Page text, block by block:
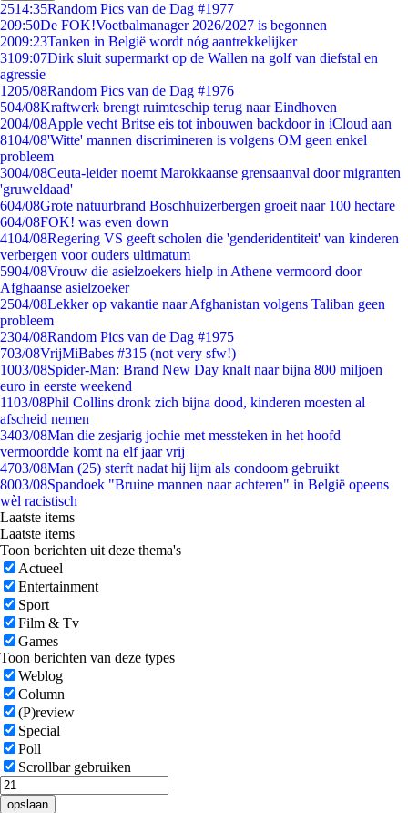
2514:35Random Pics van de Dag #1977
209:50De FOK!Voetbalmanager 2026/2027 is begonnen
2009:23Tanken in België wordt nóg aantrekkelijker
3109:07Dirk sluit supermarkt op de Wallen na golf van diefstal en
agressie
1205/08Random Pics van de Dag #1976
504/08Kraftwerk brengt ruimteschip terug naar Eindhoven
2004/08Apple vecht Britse eis tot inbouwen backdoor in iCloud aan
8104/08'Witte' mannen discrimineren is volgens OM geen enkel
probleem
3004/08Ceuta-leider noemt Marokkaanse grensaanval door migranten
'gruweldaad'
604/08Grote natuurbrand Boschhuizerbergen groeit naar 100 hectare
604/08FOK! was even down
4104/08Regering VS geeft scholen die 'genderidentiteit' van kinderen
verbergen voor ouders ultimatum
5904/08Vrouw die asielzoekers hielp in Athene vermoord door
Afghaanse asielzoeker
2504/08Lekker op vakantie naar Afghanistan volgens Taliban geen
probleem
2304/08Random Pics van de Dag #1975
703/08VrijMiBabes #315 (not very sfw!)
1003/08Spider-Man: Brand New Day knalt naar bijna 800 miljoen
euro in eerste weekend
1103/08Phil Collins dronk zich bijna dood, kinderen moesten al
afscheid nemen
3403/08Man die zesjarig jochie met messteken in het hoofd
vermoordde komt na elf jaar vrij
4703/08Man (25) sterft nadat hij lijm als condoom gebruikt
8003/08Spandoek "Bruine mannen naar achteren" in België opeens
wèl racistisch
Laatste items
Laatste items
Toon berichten uit deze thema's
Actueel
Entertainment
Sport
Film & Tv
Games
Toon berichten van deze types
Weblog
Column
(P)review
Special
Poll
Scrollbar gebruiken
opslaan